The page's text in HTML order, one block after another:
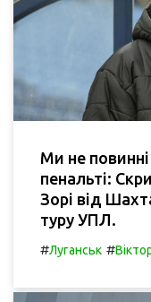
Ми не
пенальті:
Зорі від
туру УПЛ.
#Луганськ #